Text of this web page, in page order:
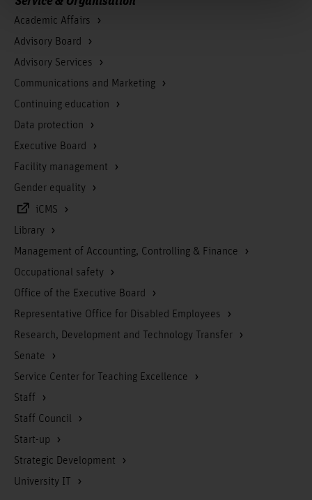
Academic Affairs
Advisory Board
Advisory Services
Communications and Marketing
Continuing education
Data protection
Executive Board
Facility management
Gender equality
iCMS
Library
Management of Accounting, Controlling & Finance
Occupational safety
Office of the Executive Board
Representative Office for Disabled Employees
Research, Development and Technology Transfer
Senate
Service Center for Teaching Excellence
Staff
Staff Council
Start-up
Strategic Development
University IT